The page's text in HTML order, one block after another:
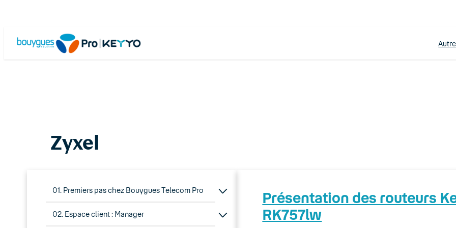
Autre
Zyxel
01. Premiers pas chez Bouygues Telecom Pro
02. Espace client : Manager
Présentation des routeurs
RK757lw